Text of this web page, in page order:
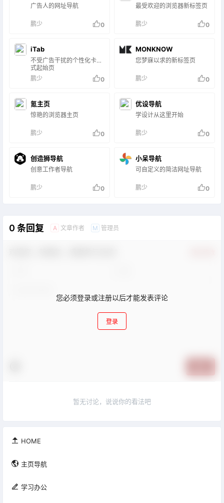
广告人的网址导航
鹏少 0
最受欢迎的浏览器新标签页
鹏少 0
iTab
不受广告干扰的个性化卡片
式起始页
鹏少
0
MONKNOW
您梦寐以求的新标签页
鹏少 0
氪主页
惊艳的浏览器主页
鹏少 0
优设导航
学设计从这里开始
鹏少 0
创造狮导航
创意工作者导航
鹏少 0
小呆导航
可自定义的简洁网址导航
鹏少 0
0 条回复 A 文章作者 M 管理员
您必须登录或注册以后才能发表评论
登录
暂无讨论，说说你的看法吧
 HOME
 主页导航
 学习办公